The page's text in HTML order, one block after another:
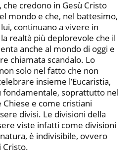
credono in Gesù Cristo
mondo e che, nel battesimo,
continuano a vivere in
realtà più deplorevole che il
anche al mondo di oggi e
chiamata scandalo. Lo
solo nel fatto che non
insieme l’Eucaristia,
fondamentale, soprattutto nel
e come cristiani
divisi. Le divisioni della
viste infatti come divisioni
è indivisibile, ovvero
Cristo.